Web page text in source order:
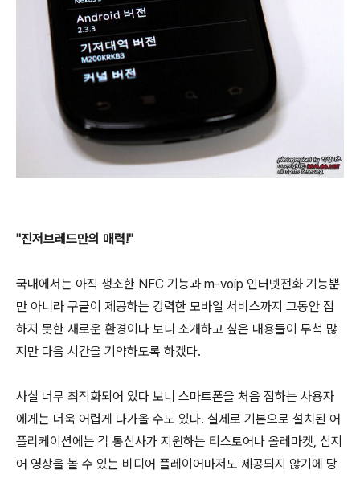
"진저브레드만의 매력!"
국내에서는 아직 생소한 NFC 기능과 m-voip 인터넷전화 기능뿐
만 아니라 구글이 제공하는 강력한 모바일 서비스까지 그동안 접
하지 못한 새로운 환경이다 보니 소개하고 싶은 내용들이 무척 많
지만 다음 시간을 기약하도록 하겠다.
사실 너무 최적화되어 있다 보니 스마트폰을 처음 접하는 사용자
에게는 더욱 어렵게 다가올 수도 있다. 실제로 기본으로 설치된 어
플리케이션에는 각 통신사가 지원하는 티스토어나 올레마켓, 심지
어 영상을 볼 수 있는 비디어 플레이어마저도 제공되지 않기에 당